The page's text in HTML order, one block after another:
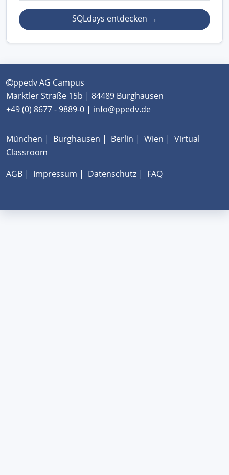
SQLdays entdecken →
ppedv AG Campus
Marktler Straße 15b | 84489 Burghausen
+49 (0) 8677 - 9889-0 | info@ppedv.de
München | Burghausen | Berlin | Wien | Virtual
Classroom
AGB | Impressum | Datenschutz | FAQ